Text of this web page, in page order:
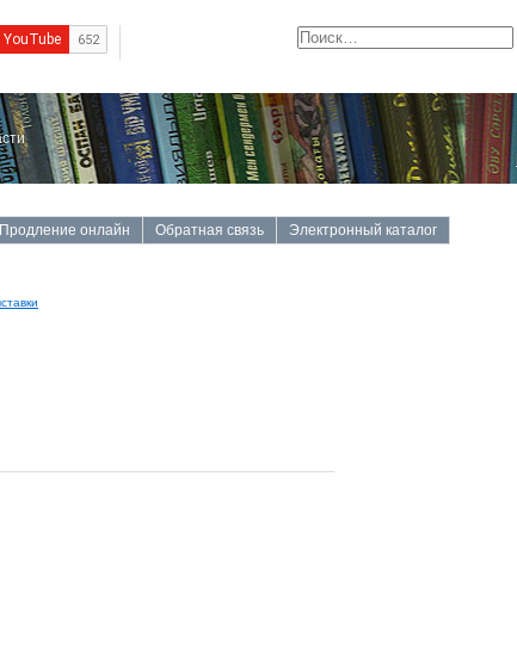
Продление онлайн Обратная связь
Электронный каталог